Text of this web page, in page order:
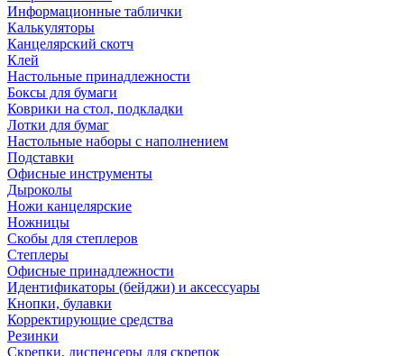
Информационные таблички
Калькуляторы
Канцелярский скотч
Клей
Настольные принадлежности
Боксы для бумаги
Коврики на стол, подкладки
Лотки для бумаг
Настольные наборы с наполнением
Подставки
Офисные инструменты
Дыроколы
Ножи канцелярские
Ножницы
Скобы для степлеров
Степлеры
Офисные принадлежности
Идентификаторы (бейджи) и аксессуары
Кнопки, булавки
Корректирующие средства
Резинки
Скрепки, диспенсеры для скрепок